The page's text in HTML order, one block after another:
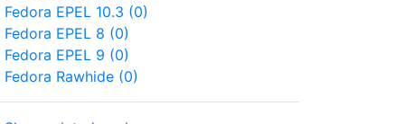
Fedora EPEL 10.3 (0)
Fedora EPEL 8 (0)
Fedora EPEL 9 (0)
Fedora Rawhide (0)